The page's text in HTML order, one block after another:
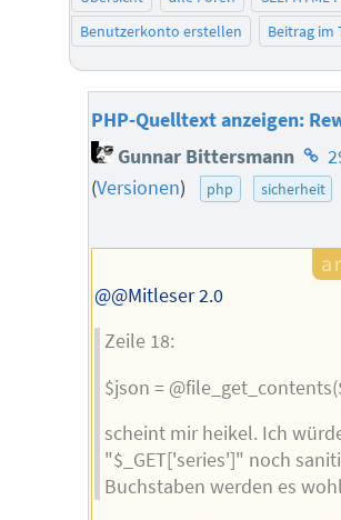
Benutzerkonto erstellen
Beitrag im
PHP-Quelltext anzeigen:
Gunnar Bittersmann
des
(Versionen) php sicherheit
@@Mitleser 2.0
Zeile 18:
$json =
scheint mir heikel. Ich
"$_GET['series']" noch
Buchstaben werden es